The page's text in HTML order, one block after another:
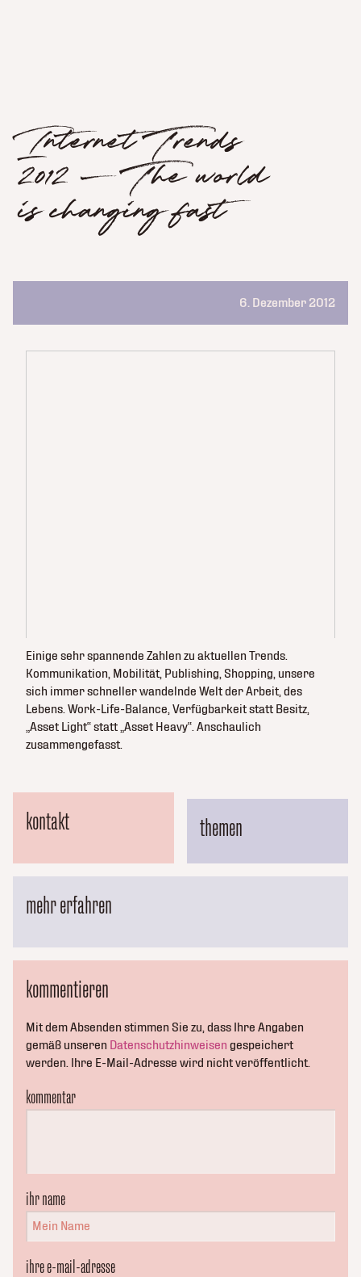
Internet Trends
2012 – The world
is changing fast
6. Dezember 2012
kontakt
Einige sehr spannende Zahlen zu aktuellen Trends.
Kommunikation, Mobilität, Publishing, Shopping, unsere
sich immer schneller wandelnde Welt der Arbeit, des
Lebens. Work-Life-Balance, Verfügbarkeit statt Besitz,
„Asset Light“ statt „Asset Heavy“. Anschaulich
zusammengefasst.
themen
mehr erfahren
kommentieren
Mit dem Absenden stimmen Sie zu, dass Ihre Angaben
gemäß unseren Datenschutzhinweisen gespeichert
werden. Ihre E-Mail-Adresse wird nicht veröffentlicht.
kommentar
ihr name
ihre e-mail-adresse